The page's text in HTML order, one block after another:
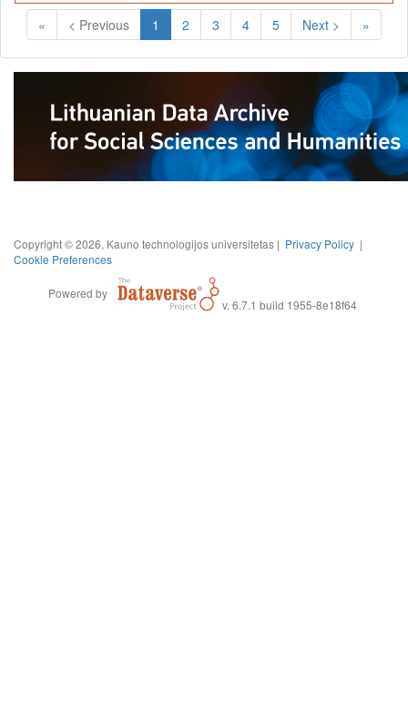
« < Previous 1 (Current)
2 3 4 5 Next > »
Copyright © 2026, Kauno technologijos universitetas | Privacy Policy |
Cookie Preferences
Powered by
v. 6.7.1 build 1955-8e18f64